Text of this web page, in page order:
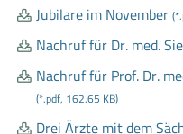
Jubilare im November
Nachruf für Dr. med.
Nachruf für Prof. Dr.
(*.pdf, 162.65 KB)
Drei Ärzte mit dem